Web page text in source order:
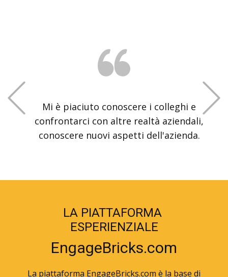
interessanti, il sistema a gioco.
LA PIATTAFORMA ​
ESPERIENZIALE